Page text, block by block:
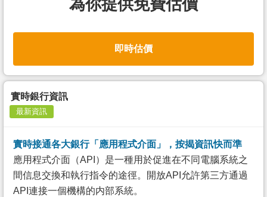
為你提供免費估價
即時估價
實時銀行資訊
最新資訊
實時接通各大銀行「應用程式介面」，按揭資訊快而準
應用程式介面（API）是一種用於促進在不同電腦系統之
間信息交換和執行指令的途徑。開放API允許第三方通過
API連接一個機構的内部系統。